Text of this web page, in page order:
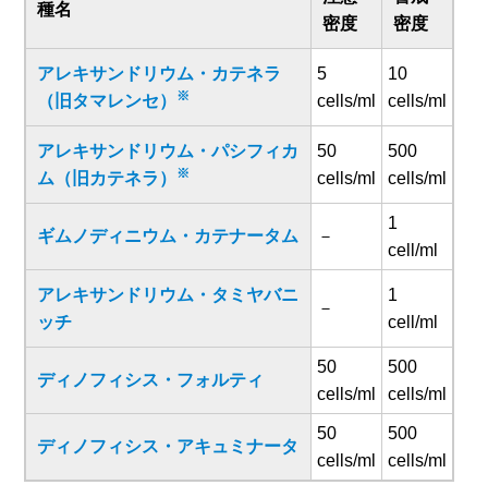
種名
密度
密度
アレキサンドリウム・カテネラ
（旧タマレンセ）
※
5
cells/ml
10
cells/ml
アレキサンドリウム・パシフィカ
ム（旧カテネラ）
※
50
cells/ml
500
cells/ml
ギムノディニウム・カテナータム －
1
cell/ml
アレキサンドリウム・タミヤバニ
ッチ
－
1
cell/ml
ディノフィシス・フォルティ
50
cells/ml
500
cells/ml
ディノフィシス・アキュミナータ
50
cells/ml
500
cells/ml